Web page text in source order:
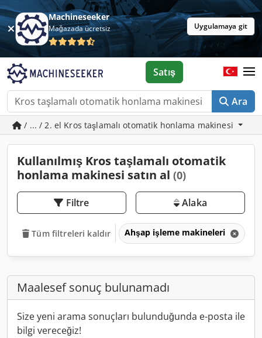
Machineseeker
Mağazada ücretsiz Uygulamaya git
Ara
Satış
/ ... / 2. el Kros taşlamalı otomatik honlama makinesi
Kullanılmış Kros taşlamalı otomatik
honlama makinesi satın al (0)
Filtre Alaka
Tüm filtreleri kaldır Ahşap işleme makineleri
Maalesef sonuç bulunamadı
Size yeni arama sonuçları bulunduğunda e-posta ile
bilgi vereceğiz!